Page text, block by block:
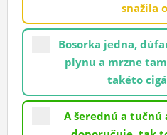
snažila
Bosorka jedna,
plynu a mrzne
takéto
A šerednú a